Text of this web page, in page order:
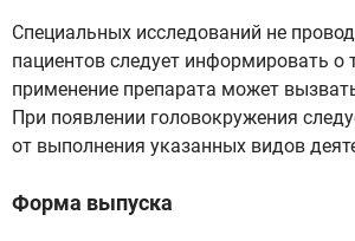
Специальных исследований не
пациентов следует информировать о
применение препарата может
При появлении головокружения
от выполнения указанных видов
Форма выпуска